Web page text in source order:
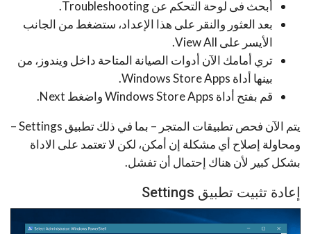
أبحث فى لوحة التحكم عن Troubleshooting.
بعد العثور والنقر على هذا الإعداد، ستضغط من الجانب
الأيسر على View All.
تري أمامك الآن أدوات الصيانة المتاحة داخل ويندوز، من
بينها أداة Windows Store Apps.
قم بفتح أداة Windows Store Apps واضغط Next.
يتم الآن فحص تطبيقات المتجر – بما في ذلك تطبيق Settings –
ومحاولة إصلاح أي مشكلة إن أمكن، لكن لا تعتمد على الاداة
بشكل كبير لأن هناك إحتمال أن تفشل.
إعادة تثبيت تطبيق Settings